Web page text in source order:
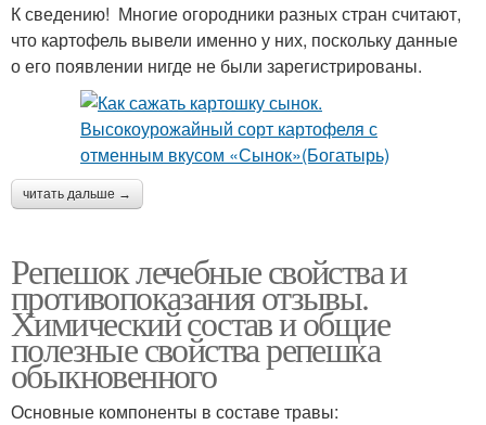
К сведению! Многие огородники разных стран считают,
что картофель вывели именно у них, поскольку данные
о его появлении нигде не были зарегистрированы.
читать дальше →
Репешок лечебные свойства и
противопоказания отзывы.
Химический состав и общие
полезные свойства репешка
обыкновенного
Основные компоненты в составе травы: